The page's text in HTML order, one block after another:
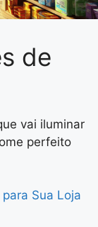
de
vai iluminar
perfeito
Sua Loja